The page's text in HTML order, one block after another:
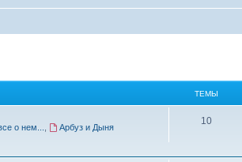
ТЕМЫ
о нем... Арбуз и Дыня
10